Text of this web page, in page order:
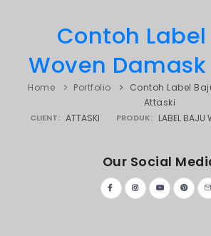
PORTOFOLIO
BLOG
Contoh
Woven
Home Portfolio
Contoh Label
Attaski
CLIENT: ATTASKI PRODUK: LABEL BAJU
Our Social